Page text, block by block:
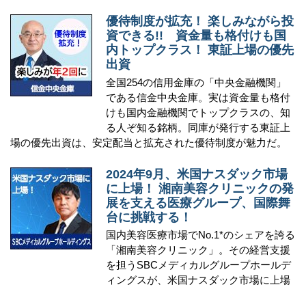
優待制度が拡充！ 楽しみながら投
資できる!! 資金量も格付けも国
内トップクラス！ 東証上場の優先
出資
全国254の信用金庫の「中央金融機関」
である信金中央金庫。実は資金量も格付
けも国内金融機関でトップクラスの、知
る人ぞ知る銘柄。同庫が発行する東証上
場の優先出資は、安定配当と拡充された優待制度が魅力だ。
2024年9月、米国ナスダック市場
に上場！ 湘南美容クリニックの発
展を支える医療グループ、国際舞
台に挑戦する！
国内美容医療市場でNo.1*のシェアを誇る
「湘南美容クリニック」。その経営支援
を担うSBCメディカルグループホールデ
ィングスが、米国ナスダック市場に上場